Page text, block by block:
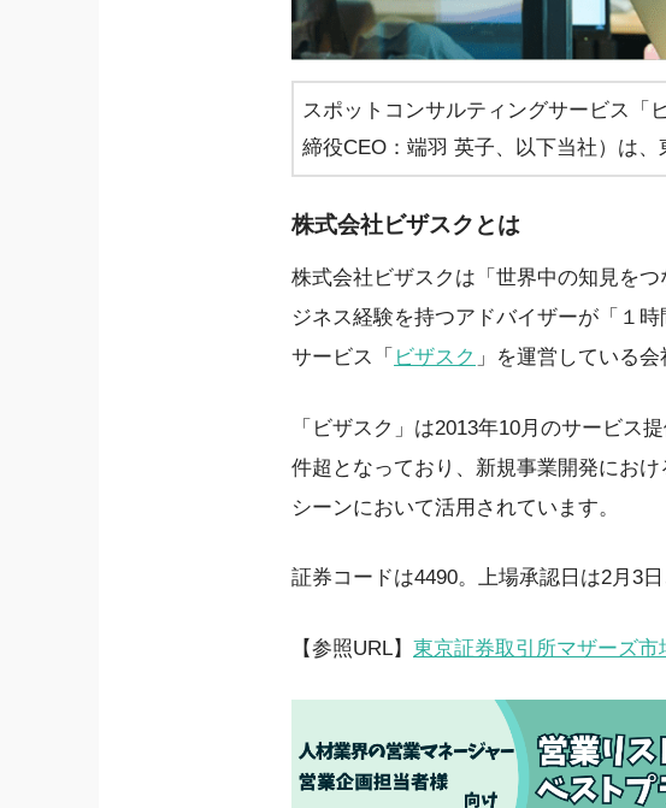
スポットコンサルティングサービス「
締役CEO：端羽 英子、以下当社）は
株式会社ビザスクとは
株式会社ビザスクは「世界中の知見を
ジネス経験を持つアドバイザーが「１
サービス「 ビザスク 」を運営している会
「ビザスク」は2013年10月のサービス
件超となっており、新規事業開発にお
シーンにおいて活用されています。
証券コードは4490。上場承認日は2月3
【参照URL】 東京証券取引所マザーズ